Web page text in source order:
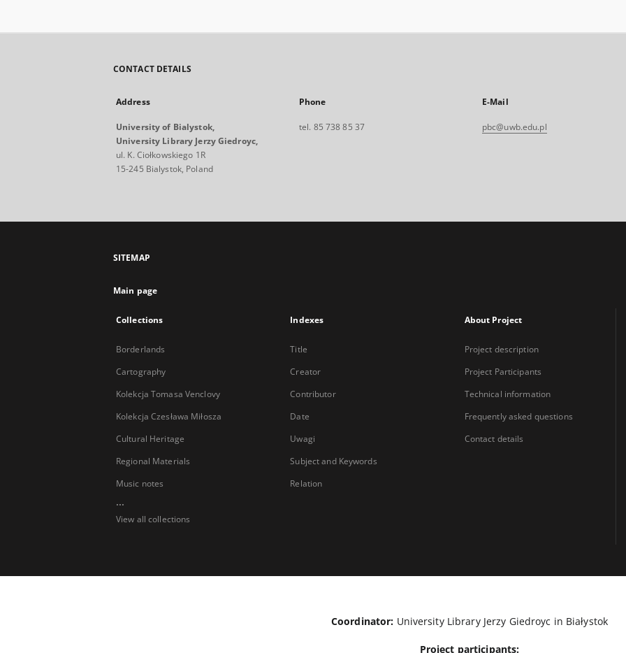
CONTACT DETAILS
Address
University of Bialystok,
University Library Jerzy Giedroyc,
ul. K. Ciołkowskiego 1R
15-245 Bialystok, Poland
Phone
tel. 85 738 85 37
E-Mail
pbc@uwb.edu.pl
SITEMAP
Main page
Collections
Borderlands
Cartography
Kolekcja Tomasa Venclovy
Kolekcja Czesława Miłosza
Cultural Heritage
Regional Materials
Music notes
...
View all collections
Indexes
Title
Creator
Contributor
Date
Uwagi
Subject and Keywords
Relation
About Project
Project description
Project Participants
Technical information
Frequently asked questions
Contact details
Coordinator: University Library Jerzy Giedroyc in Białystok
Project participants: